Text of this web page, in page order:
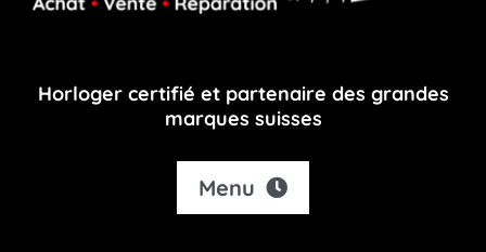
Horloger certifié et partenaire des grandes
marques suisses
Menu